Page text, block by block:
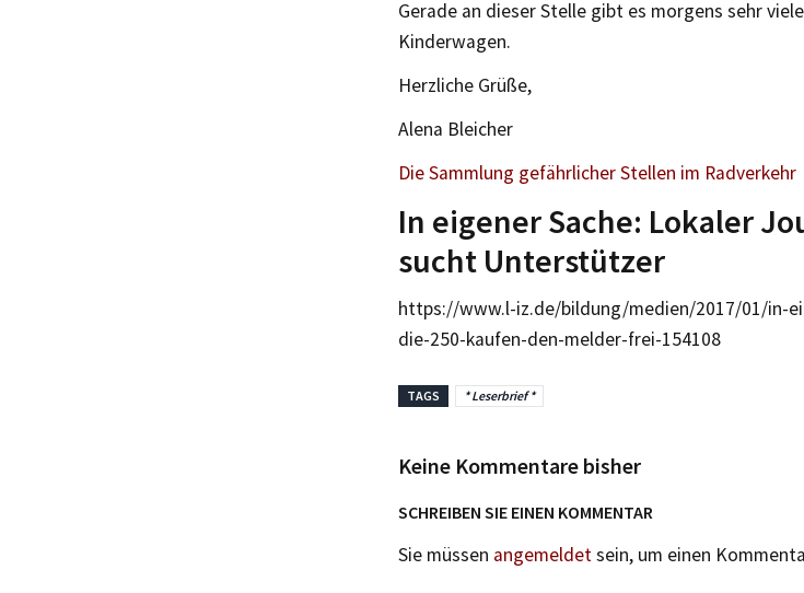
Gerade an dieser Stelle gibt es morgens sehr
Kinderwagen.
Herzliche Grüße,
Alena Bleicher
Die Sammlung gefährlicher Stellen im Radverkehr
In eigener Sache: Lokaler
sucht Unterstützer
https://www.l-iz.de/bildung/medien/2017/01/in-
die-250-kaufen-den-melder-frei-154108
TAGS * Leserbrief *
Keine Kommentare bisher
SCHREIBEN SIE EINEN KOMMENTAR
Sie müssen angemeldetsein, um einen